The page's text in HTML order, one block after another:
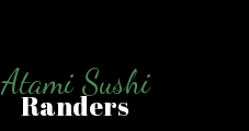
Atami Sushi
Randers